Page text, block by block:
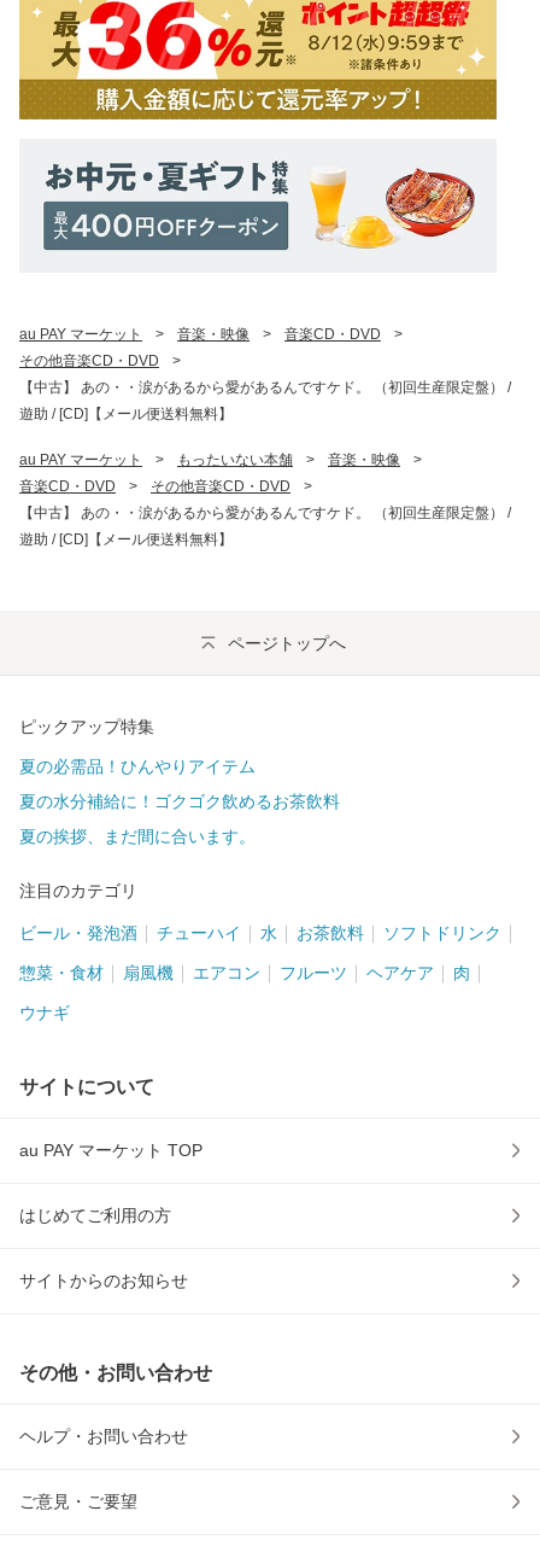
au PAY マーケット > 音楽・映像 > 音楽CD・DVD
>
その他音楽CD・DVD
>
【中古】 あの・・涙があるから愛があるんですケド。 （初回生産限定盤） /
遊助 / [CD]【メール便送料無料】
au PAY マーケット > もったいない本舗 > 音楽・映像
>
音楽CD・DVD
> その他音楽CD・DVD
>
【中古】 あの・・涙があるから愛があるんですケド。 （初回生産限定盤） /
遊助 / [CD]【メール便送料無料】
ページトップへ
ピックアップ特集
夏の必需品！ひんやりアイテム
夏の水分補給に！ゴクゴク飲めるお茶飲料
夏の挨拶、まだ間に合います。
注目のカテゴリ
ビール・発泡酒 チューハイ 水 お茶飲料 ソフトドリンク
惣菜・食材 扇風機 エアコン フルーツ ヘアケア 肉
ウナギ
サイトについて
au PAY マーケット TOP
はじめてご利用の方
サイトからのお知らせ
その他・お問い合わせ
ヘルプ・お問い合わせ
ご意見・ご要望